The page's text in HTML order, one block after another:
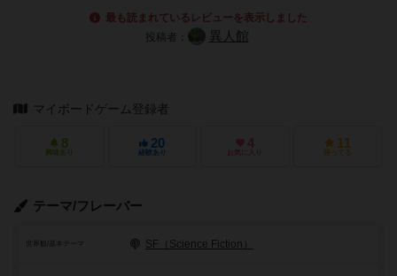
最も読まれているレビューを表示しました
投稿者：
異人館
マイボードゲーム登録者
8
興味あり
20
経験あり
4
お気に入り
11
持ってる
テーマ/フレーバー
世界観/基本テーマ SF（Science Fiction）